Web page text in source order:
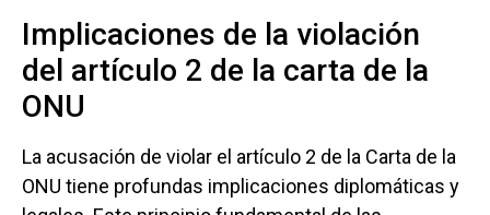
Implicaciones de la violación
del artículo 2 de la carta de la
ONU
La acusación de violar el artículo 2 de la Carta de la
ONU tiene profundas implicaciones diplomáticas y